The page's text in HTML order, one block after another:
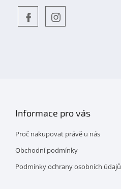
Informace pro vás
Proč nakupovat právě u nás
Obchodní podmínky
Podmínky ochrany osobních údajů